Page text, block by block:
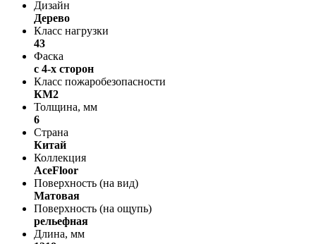
Дизайн
Дерево
Класс нагрузки
43
Фаска
с 4-х сторон
Класс пожаробезопасности
КМ2
Толщина, мм
6
Страна
Китай
Коллекция
AceFloor
Поверхность (на вид)
Матовая
Поверхность (на ощупь)
рельефная
Длина, мм